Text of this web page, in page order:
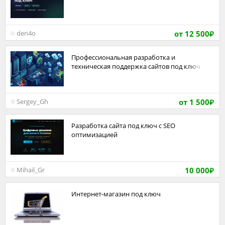
от 12 500₽
den4o
Профессиональная разработка и
техническая поддержка сайтов под ключ
от 1 500₽
Sergey_Gh
Разработка сайта под ключ с SEO
оптимизацией
10 000₽
Mihail_Gr
Интернет-магазин под ключ